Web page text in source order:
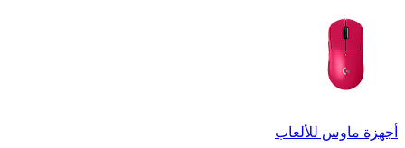
أجهزة ماوس للألعاب